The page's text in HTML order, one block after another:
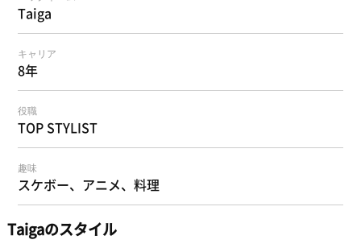
Taiga
キャリア
8年
役職
TOP STYLIST
趣味
スケボー、アニメ、料理
Taigaのスタイル